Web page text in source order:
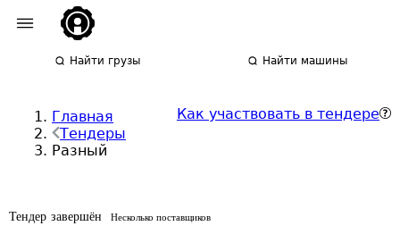
Найти грузы Найти машины
Главная
Тендеры
Разный
Как участвовать в тендере
Тендер завершён Несколько поставщиков